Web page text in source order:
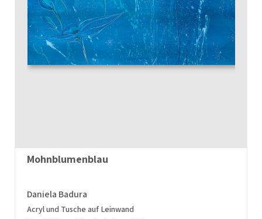
Mohnblumenblau
Daniela Badura
Acryl und Tusche auf Leinwand